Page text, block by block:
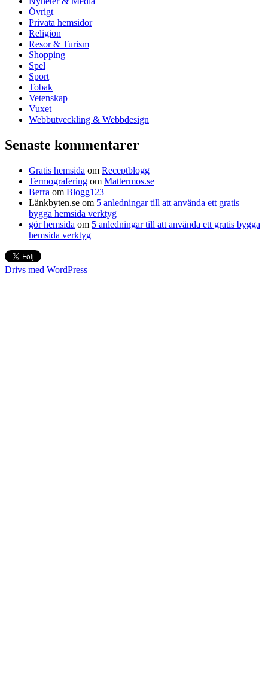
Övrigt
Privata hemsidor
Religion
Resor & Turism
Shopping
Spel
Sport
Tobak
Vetenskap
Vuxet
Webbutveckling & Webbdesign
Senaste kommentarer
Gratis hemsida om Receptblogg
Termografering om Mattermos.se
Berra om Blogg123
Länkbyten.se om 5 anledningar till att använda ett gratis
bygga hemsida verktyg
gör hemsida om 5 anledningar till att använda ett gratis bygga
hemsida verktyg
Drivs med WordPress